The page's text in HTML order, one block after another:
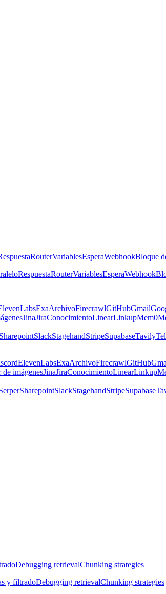
RouterVariablesEsperaWebhookBloque
RespuestaRouterVariablesEsperaWebhook
ExaArchivoFirecrawlGitHubGmail
JinaJiraConocimientoLinearLinkupMem0
SlackStagehandStripeSupabaseTavily
ElevenLabsExaArchivoFirecrawlGitHub
de imágenesJinaJiraConocimientoLinearLinkup
SharepointSlackStagehandStripeSupabase
Debugging retrievalChunking strategies
y filtradoDebugging retrievalChunking strategies